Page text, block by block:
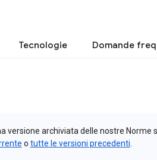
Tecnologie Domande
versione archiviata delle nostre Norme
o tutte le versioni precedenti